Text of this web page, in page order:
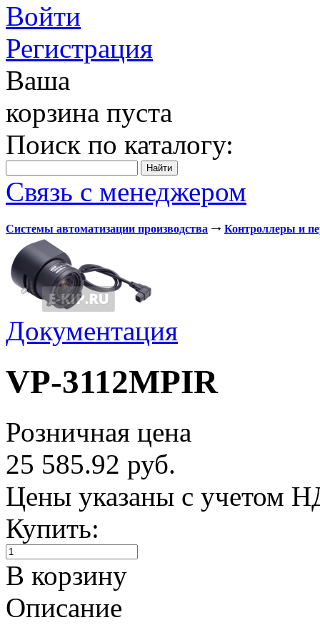
Войти
Регистрация
Ваша
корзина пуста
Поиск по каталогу:
Связь с менеджером
Системы автоматизации производства Контроллеры и
Документация
VP-3112MPIR
Розничная цена
25 585.92 руб.
Цены указаны с учетом
Купить:
В корзину
Описание